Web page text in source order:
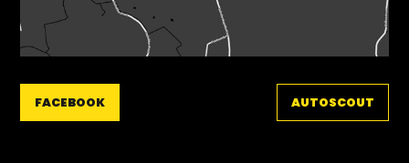
FACEBOOK AUTOSCOUT